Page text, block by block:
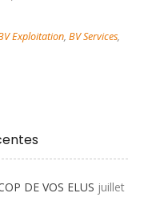
Exploitation, BV Services,
DE VOS ELUS juillet